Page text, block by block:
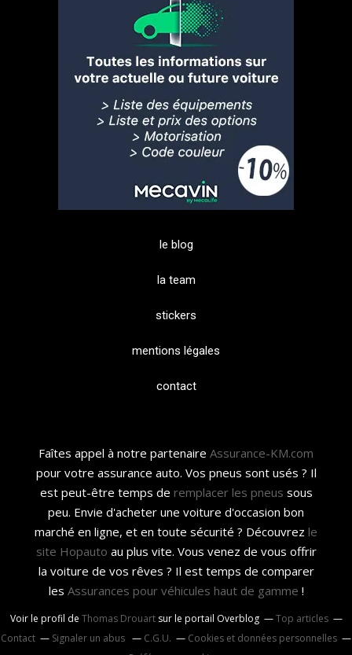
le blog
la team
stickers
mentions légales
contact
Faîtes appel à notre partenaire Assurance-KM.com
pour votre assurance auto. Vos pneus sont usés ? Il
est peut-être temps de remplacer les pneus sous
peu. Envie d'acheter une voiture d'occasion bon
marché en ligne, et en toute sécurité ? Découvrez le
site Hopauto au plus vite. Vous venez de vous offrir
la voiture de vos rêves ? Il est temps de comparer
les Assurances pour véhicules haut de gamme !
Voir le profil de Thomas Drouartsur le portail Overblog
Top articles
Contact
Signaler un abus C.G.U.
Cookies et données personnelles